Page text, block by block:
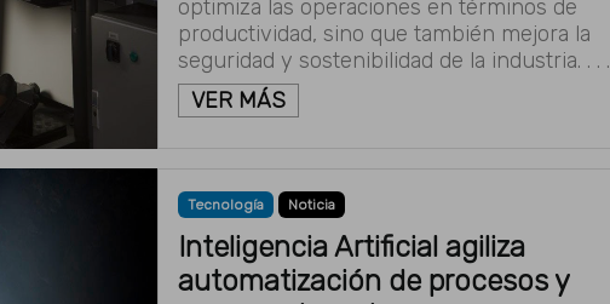
optimiza las operaciones en términos de
productividad, sino que también mejora la
seguridad y sostenibilidad de la industria. . . .
VER MÁS
Tecnología Noticia
Inteligencia Artificial agiliza
automatización de procesos y